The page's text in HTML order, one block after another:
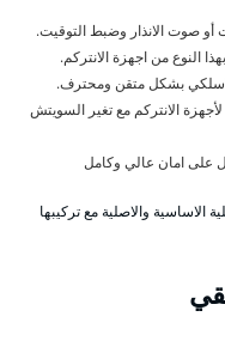
أو صوت الانذار وضبط التوقيت.
النوع من اجهزة الانتركم.
بشكل متقن ومحترف.
الانتركم مع تغير السويتش
على امان عالي وكامل
الاساسية والاصلية مع تركيبها